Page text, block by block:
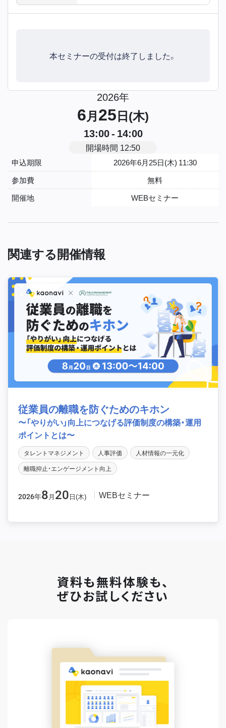
本セミナーの受付は終了しました。
2026年
6月25日(木)
13:00 - 14:00
開場時間 12:50
申込期限
2026年6月25日(木) 11:30
参加費
無料
開催地
WEBセミナー
関連する開催情報
従業員の離職を防ぐためのキホン
〜「やりがい」向上につなげる評価制度の構築・運用
ポイントとは〜
タレントマネジメント 人事評価
人材情報の一元化
離職抑止・エンゲージメント向上
2026年8月 20日(木) WEBセミナー
資料も無料体験も、
ぜひお試しください